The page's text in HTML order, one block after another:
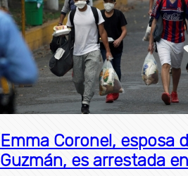
Emma Coronel, esposa
Guzmán, es arrestada